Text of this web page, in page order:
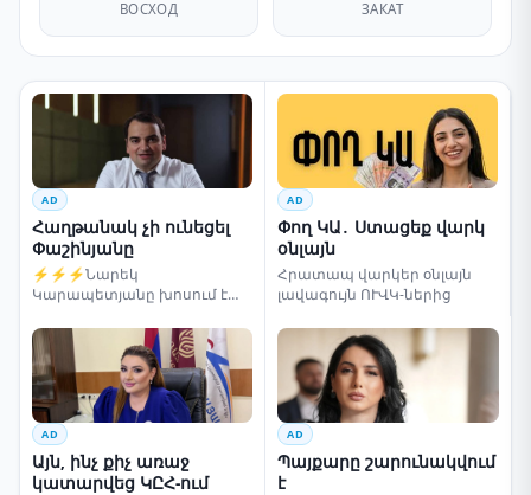
ВОСХОД ЗАКАТ
AD
Հաղթանակ չի ունեցել
Փաշինյանը
⚡⚡⚡Նարեկ
Կարապետյանը խոսում է
AD
Փող ԿԱ․ Ստացեք վարկ
օնլայն
Հրատապ վարկեր օնլայն
լավագույն ՈՒՎԿ-ներից
AD
Այն, ինչ քիչ առաջ
կատարվեց ԿԸՀ-ում
AD
Պայքարը շարունակվում
է